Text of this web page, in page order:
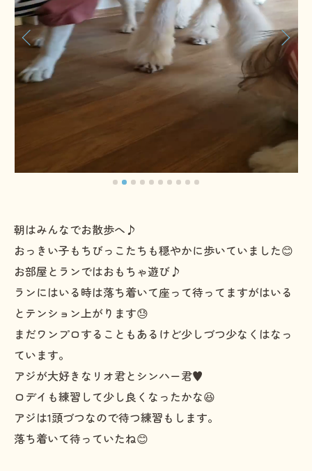
朝はみんなでお散歩へ♪
おっきい子もちびっこたちも穏やかに歩いていました😊
お部屋とランではおもちゃ遊び♪
ランにはいる時は落ち着いて座って待ってますがはいる
とテンション上がります😓
まだワンプロすることもあるけど少しづつ少なくはなっ
ています。
アジが大好きなリオ君とシンハー君♥️
ロデイも練習して少し良くなったかな😆
アジは1頭づつなので待つ練習もします。
落ち着いて待っていたね😊